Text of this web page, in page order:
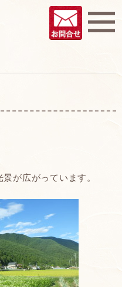
が広がっています。